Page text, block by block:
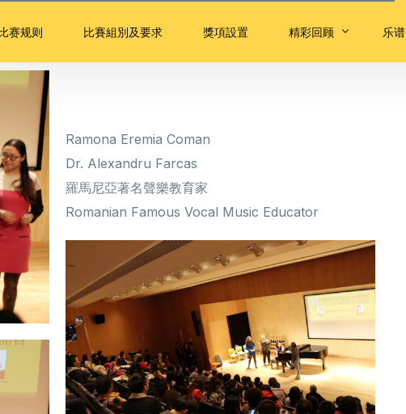
赛规则 比賽組別及要求 獎項設置 精彩回顾 乐谱
Ramona Eremia Coman
Dr. Alexandru Farcas
羅馬尼亞著名聲樂教育家
Romanian Famous Vocal Music Educator